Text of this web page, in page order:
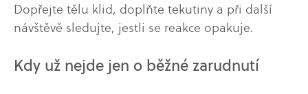
Dopřejte tělu klid, doplňte tekutiny a při další
návštěvě sledujte, jestli se reakce opakuje.
Kdy už nejde jen o běžné zarudnutí